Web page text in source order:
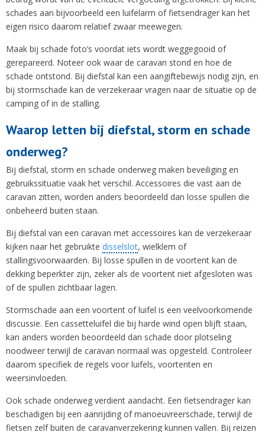
schades aan bijvoorbeeld een luifelarm of fietsendrager kan het
eigen risico daarom relatief zwaar meewegen.
Maak bij schade foto’s voordat iets wordt weggegooid of
gerepareerd. Noteer ook waar de caravan stond en hoe de
schade ontstond. Bij diefstal kan een aangiftebewijs nodig zijn, en
bij stormschade kan de verzekeraar vragen naar de situatie op de
camping of in de stalling.
Waarop letten bij diefstal, storm en schade
onderweg?
Bij diefstal, storm en schade onderweg maken beveiliging en
gebruikssituatie vaak het verschil. Accessoires die vast aan de
caravan zitten, worden anders beoordeeld dan losse spullen die
onbeheerd buiten staan.
Bij diefstal van een caravan met accessoires kan de verzekeraar
kijken naar het gebruikte disselslot, wielklem of
stallingsvoorwaarden. Bij losse spullen in de voortent kan de
dekking beperkter zijn, zeker als de voortent niet afgesloten was
of de spullen zichtbaar lagen.
Stormschade aan een voortent of luifel is een veelvoorkomende
discussie. Een cassetteluifel die bij harde wind open blijft staan,
kan anders worden beoordeeld dan schade door plotseling
noodweer terwijl de caravan normaal was opgesteld. Controleer
daarom specifiek de regels voor luifels, voortenten en
weersinvloeden.
Ook schade onderweg verdient aandacht. Een fietsendrager kan
beschadigen bij een aanrijding of manoeuvreerschade, terwijl de
fietsen zelf buiten de caravanverzekering kunnen vallen. Bij reizen